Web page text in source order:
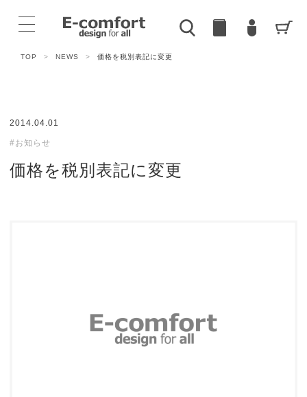
TOP > NEWS > 価格を税別表記に変更
2014.04.01
#お知らせ
価格を税別表記に変更